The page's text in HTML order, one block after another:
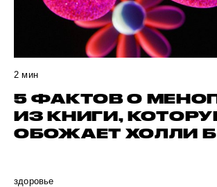
2 мин
5 ФАКТОВ О
ИЗ КНИГИ,
ОБОЖАЕТ ХОЛЛИ
здоровье